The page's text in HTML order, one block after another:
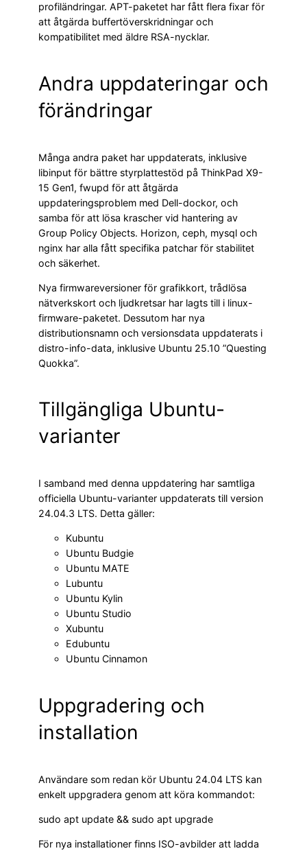
profiländringar. APT-paketet har fått flera fixar för
att åtgärda buffertöverskridningar och
kompatibilitet med äldre RSA-nycklar.
Andra uppdateringar och
förändringar
Många andra paket har uppdaterats, inklusive
libinput för bättre styrplattestöd på ThinkPad X9-
15 Gen1, fwupd för att åtgärda
uppdateringsproblem med Dell-dockor, och
samba för att lösa krascher vid hantering av
Group Policy Objects. Horizon, ceph, mysql och
nginx har alla fått specifika patchar för stabilitet
och säkerhet.
Nya firmwareversioner för grafikkort, trådlösa
nätverkskort och ljudkretsar har lagts till i linux-
firmware-paketet. Dessutom har nya
distributionsnamn och versionsdata uppdaterats i
distro-info-data, inklusive Ubuntu 25.10 ”Questing
Quokka”.
Tillgängliga Ubuntu-
varianter
I samband med denna uppdatering har samtliga
officiella Ubuntu-varianter uppdaterats till version
24.04.3 LTS. Detta gäller:
Kubuntu
Ubuntu Budgie
Ubuntu MATE
Lubuntu
Ubuntu Kylin
Ubuntu Studio
Xubuntu
Edubuntu
Ubuntu Cinnamon
Uppgradering och
installation
Användare som redan kör Ubuntu 24.04 LTS kan
enkelt uppgradera genom att köra kommandot:
sudo apt update && sudo apt upgrade
För nya installationer finns ISO-avbilder att ladda